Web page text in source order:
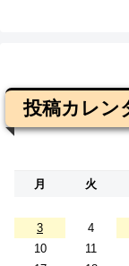
投稿カレン
月 火
3
4
10
11